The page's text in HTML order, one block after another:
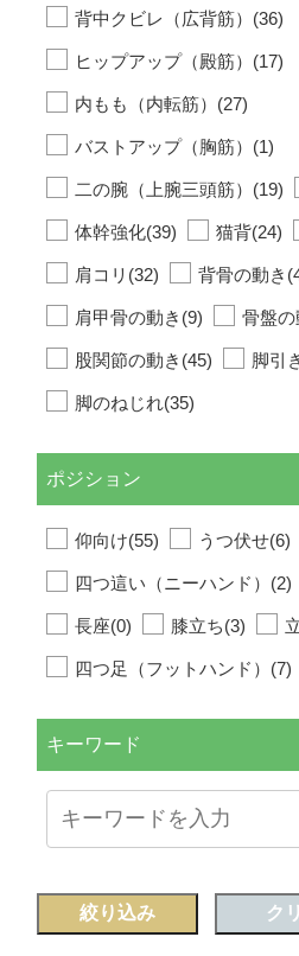
背中クビレ（広背筋）(36)
ヒップアップ（殿筋）(17)
内もも（内転筋）(27)
バストアップ（胸筋）(1)
二の腕（上腕三頭筋）(19)
体幹強化(39) 猫背(24)
肩コリ(32) 背骨の動き
肩甲骨の動き(9) 骨盤の
股関節の動き(45) 脚引
脚のねじれ(35)
ポジション
仰向け(55) うつ伏せ(6)
四つ這い（ニーハンド）(2)
長座(0) 膝立ち(3)
四つ足（フットハンド）(7)
キーワード
絞り込み ク